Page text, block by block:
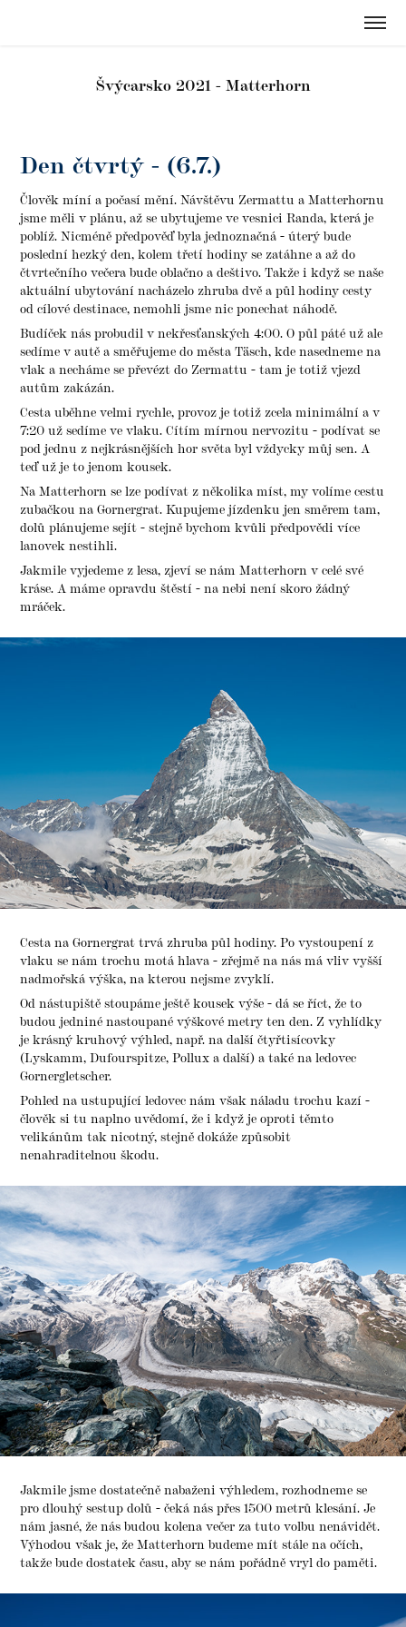
Švýcarsko 2021 - Matterhorn
Den čtvrtý - (6.7.)
Člověk míní a počasí mění. Návštěvu Zermattu a Matterhornu
jsme měli v plánu, až se ubytujeme ve vesnici Randa, která je
poblíž. Nicméně předpověď byla jednoznačná - úterý bude
poslední hezký den, kolem třetí hodiny se zatáhne a až do
čtvrtečního večera bude oblačno a deštivo. Takže i když se naše
aktuální ubytování nacházelo zhruba dvě a půl hodiny cesty
od cílové destinace, nemohli jsme nic ponechat náhodě.
Budíček nás probudil v nekřesťanských 4:00. O půl páté už ale
sedíme v autě a směřujeme do města Täsch, kde nasedneme na
vlak a necháme se převézt do Zermattu - tam je totiž vjezd
autům zakázán.
Cesta uběhne velmi rychle, provoz je totiž zcela minimální a v
7:20 už sedíme ve vlaku. Cítím mírnou nervozitu - podívat se
pod jednu z nejkrásnějších hor světa byl vždycky můj sen. A
teď už je to jenom kousek.
Na Matterhorn se lze podívat z několika míst, my volíme cestu
zubačkou na Gornergrat. Kupujeme jízdenku jen směrem tam,
dolů plánujeme sejít - stejně bychom kvůli předpovědi více
lanovek nestihli.
Jakmile vyjedeme z lesa, zjeví se nám Matterhorn v celé své
kráse. A máme opravdu štěstí - na nebi není skoro žádný
mráček.
Cesta na Gornergrat trvá zhruba půl hodiny. Po vystoupení z
vlaku se nám trochu motá hlava - zřejmě na nás má vliv vyšší
nadmořská výška, na kterou nejsme zvyklí.
Od nástupiště stoupáme ještě kousek výše - dá se říct, že to
budou jedniné nastoupané výškové metry ten den. Z vyhlídky
je krásný kruhový výhled, např. na další čtyřtisícovky
(Lyskamm, Dufourspitze, Pollux a další) a také na ledovec
Gornergletscher.
Pohled na ustupující ledovec nám však náladu trochu kazí -
člověk si tu naplno uvědomí, že i když je oproti těmto
velikánům tak nicotný, stejně dokáže způsobit
nenahraditelnou škodu.
Jakmile jsme dostatečně nabaženi výhledem, rozhodneme se
pro dlouhý sestup dolů - čeká nás přes 1500 metrů klesání. Je
nám jasné, že nás budou kolena večer za tuto volbu nenávidět.
Výhodou však je, že Matterhorn budeme mít stále na očích,
takže bude dostatek času, aby se nám pořádně vryl do paměti.